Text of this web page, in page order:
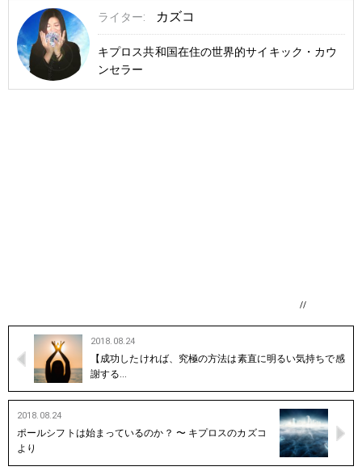
ライター: カズコ
キプロス共和国在住の世界的サイキック・カウ
ンセラー
//
2018.08.24
【成功したければ、究極の方法は素直に明るい気持ちで感
謝する…
2018.08.24
ポールシフトは始まっているのか？ 〜 キプロスのカズコ
より